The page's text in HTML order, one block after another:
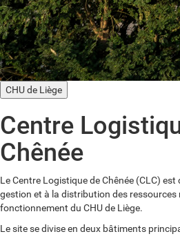
CHU de Liège
Centre
Chênée
Le Centre Logistique de Chênée (CLC) est
gestion et à la distribution des ressources
fonctionnement du CHU de Liège.
Le site se divise en deux bâtiments